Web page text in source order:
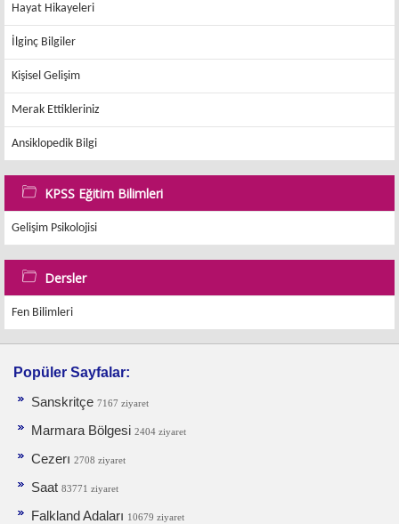
Hayat Hikayeleri
İlginç Bilgiler
Kişisel Gelişim
Merak Ettikleriniz
Ansiklopedik Bilgi
KPSS Eğitim Bilimleri
Gelişim Psikolojisi
Dersler
Fen Bilimleri
Popüler Sayfalar:
Sanskritçe 7167 ziyaret
Marmara Bölgesi 2404 ziyaret
Cezerı 2708 ziyaret
Saat 83771 ziyaret
Falkland Adaları 10679 ziyaret